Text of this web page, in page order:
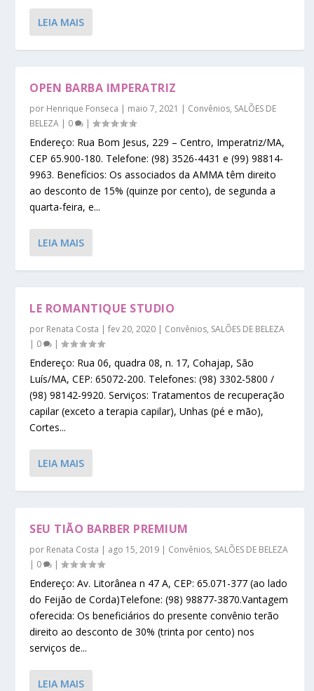
LEIA MAIS
OPEN BARBA IMPERATRIZ
por Henrique Fonseca | maio 7, 2021 | Convênios, SALÕES DE
BELEZA | 0 |
Endereço: Rua Bom Jesus, 229 – Centro, Imperatriz/MA,
CEP 65.900-180. Telefone: (98) 3526-4431 e (99) 98814-
9963. Benefícios: Os associados da AMMA têm direito
ao desconto de 15% (quinze por cento), de segunda a
quarta-feira, e...
LEIA MAIS
LE ROMANTIQUE STUDIO
por Renata Costa |fev 20, 2020 | Convênios, SALÕES DE BELEZA
| 0 |
Endereço: Rua 06, quadra 08, n. 17, Cohajap, São
Luís/MA, CEP: 65072-200. Telefones: (98) 3302-5800 /
(98) 98142-9920. Serviços: Tratamentos de recuperação
capilar (exceto a terapia capilar), Unhas (pé e mão),
Cortes...
LEIA MAIS
SEU TIÃO BARBER PREMIUM
por Renata Costa | ago 15, 2019 | Convênios, SALÕES DE BELEZA
| 0 |
Endereço: Av. Litorânea n 47 A, CEP: 65.071-377 (ao lado
do Feijão de Corda)Telefone: (98) 98877-3870.Vantagem
oferecida: Os beneficiários do presente convênio terão
direito ao desconto de 30% (trinta por cento) nos
serviços de...
LEIA MAIS